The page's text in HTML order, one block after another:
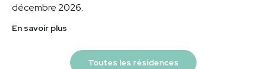
décembre 2026.
En savoir plus
Toutes les résidences